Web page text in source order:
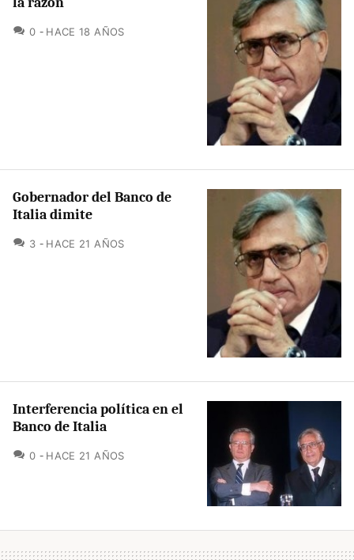
0 COMENTARIOS
HACE 18 AÑOS
Gobernador del Banco de
Italia dimite
3 COMENTARIOS
HACE 21 AÑOS
Interferencia política en el
Banco de Italia
0 COMENTARIOS
HACE 21 AÑOS